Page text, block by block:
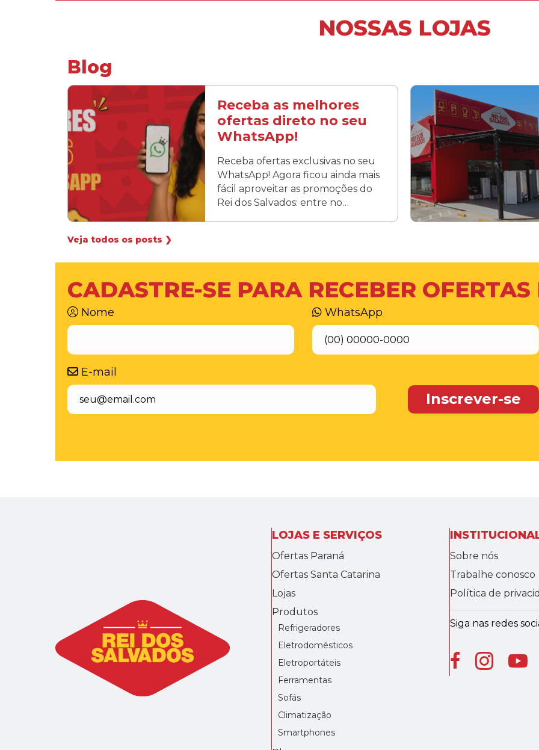
NOSSAS LOJAS
Blog
Receba as melhores
ofertas direto no seu
WhatsApp!
Receba ofertas exclusivas no seu
WhatsApp! Agora ficou ainda mais
fácil aproveitar as promoções do
Rei dos Salvados: entre no…
Veja todos os posts ❯
CADASTRE-SE PARA RECEBER
Nome WhatsApp
E-mail
LOJAS E SERVIÇOS
Ofertas Paraná
Ofertas Santa Catarina
Lojas
Produtos
Refrigeradores
Eletrodomésticos
Eletroportáteis
Ferramentas
Sofás
Climatização
Smartphones
Sobre nós
Trabalhe conosco
Política de
Siga nas redes